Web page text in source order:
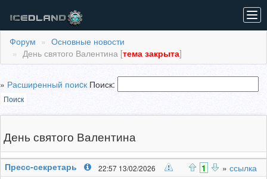
Форум
Основные новости
День святого Валентина [тема закрыта]
» Расширенный поиcк Поиск:
Поиск
День святого Валентина
Пресс-секретарь 22:57 13/02/2026 1 » ссылка